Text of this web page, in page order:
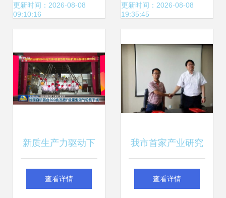
厅长王勇莅临江西
机电科技技术开发
工作
更新时间：2026-08-08
09:10:16
术风向标
更新时间：2026-08-08
19:35:45
新质生产力驱动下
机电科技的蝶变与
查看详情
我市首家产业研究
院揭牌成立，聚焦
查看详情